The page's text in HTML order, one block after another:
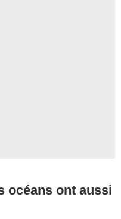
océans ont aussi